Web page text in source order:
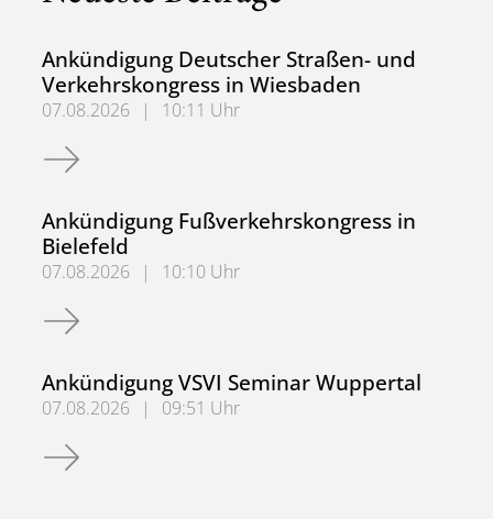
Ankündigung Deutscher Straßen- und
Verkehrskongress in Wiesbaden
07.08.2026 |
10:11 Uhr
Ankündigung Deutscher Straßen- und Verkehrskongress
Ankündigung Fußverkehrskongress in
Bielefeld
07.08.2026 |
10:10 Uhr
Ankündigung Fußverkehrskongress in Bielefeld
Ankündigung VSVI Seminar Wuppertal
07.08.2026 |
09:51 Uhr
Ankündigung VSVI Seminar Wuppertal